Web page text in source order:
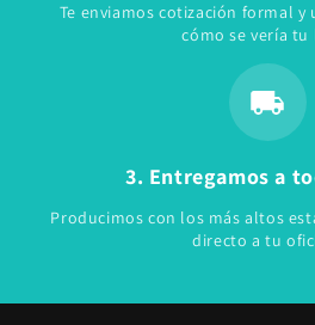
Te enviamos cotización formal
cómo se vería tu
3. Entregamos a
Producimos con los más altos
directo a tu